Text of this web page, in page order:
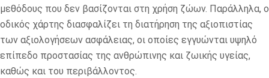
μεθόδους που δεν βασίζονται στη χρήση ζώων. Παράλληλα, ο
οδικός χάρτης διασφαλίζει τη διατήρηση της αξιοπιστίας
των αξιολογήσεων ασφάλειας, οι οποίες εγγυώνται υψηλό
επίπεδο προστασίας της ανθρώπινης και ζωικής υγείας,
καθώς και του περιβάλλοντος.